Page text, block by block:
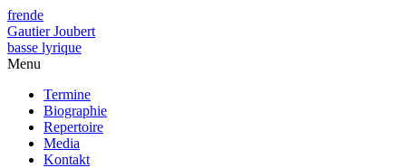
frende
Gautier Joubert
basse lyrique
Menu
Termine
Biographie
Repertoire
Media
Kontakt